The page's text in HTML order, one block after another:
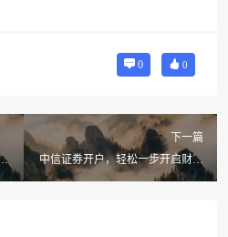
0 0
下一篇
中信证券开户，轻松一步开启财富
之门！